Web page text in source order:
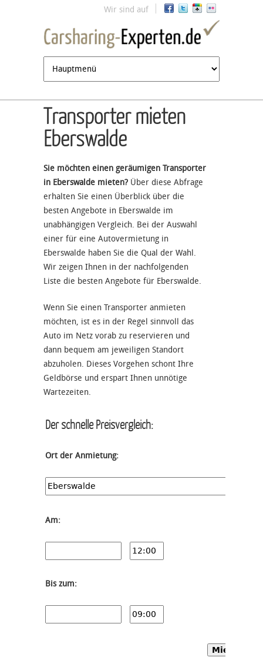
Jump to navigation
Wir sind auf
Transporter mieten
Eberswalde
Sie möchten einen geräumigen Transporter
in Eberswalde mieten? Über diese Abfrage
erhalten Sie einen Überblick über die
besten Angebote in Eberswalde im
unabhängigen Vergleich. Bei der Auswahl
einer für eine Autovermietung in
Eberswalde haben Sie die Qual der Wahl.
Wir zeigen Ihnen in der nachfolgenden
Liste die besten Angebote für Eberswalde.
Wenn Sie einen Transporter anmieten
möchten, ist es in der Regel sinnvoll das
Auto im Netz vorab zu reservieren und
dann bequem am jeweiligen Standort
abzuholen. Dieses Vorgehen schont Ihre
Geldbörse und erspart Ihnen unnötige
Wartezeiten.
Der schnelle Preisvergleich:
Ort der Anmietung:
Am:
Bis zum: